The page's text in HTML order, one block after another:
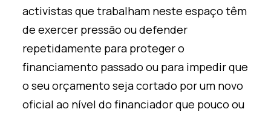
activistas que trabalham neste espaço têm
de exercer pressão ou defender
repetidamente para proteger o
financiamento passado ou para impedir que
o seu orçamento seja cortado por um novo
oficial ao nível do financiador que pouco ou